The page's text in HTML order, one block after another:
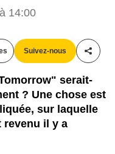
14:00
Suivez-nous
serait-
? Une chose est
sur laquelle
revenu il y a